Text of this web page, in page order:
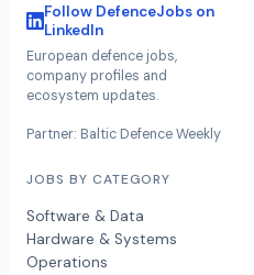
Follow DefenceJobs on
LinkedIn
European defence jobs,
company profiles and
ecosystem updates.
Partner: Baltic Defence Weekly
JOBS BY CATEGORY
Software & Data
Hardware & Systems
Operations